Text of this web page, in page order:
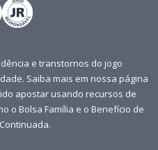
e transtornos do jogo
Saiba mais em nossa página
apostar usando recursos de
o Bolsa Família e o Benefício de